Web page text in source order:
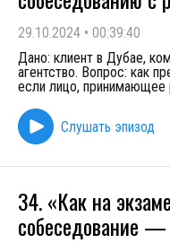
29.10.2024 • 00:39:40
Дано: клиент в Дубае,
агентство. Вопрос: как
если лицо, принимающее
Слушать эпизод
34. «Как на
собеседование —